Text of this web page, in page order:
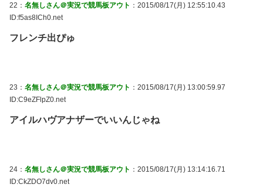
22： 名無しさん＠実況で競馬板アウト ：2015/08/17(月) 12:55:10.43
ID:f5as8ICh0.net
フレンチ出ぴゅ
23： 名無しさん＠実況で競馬板アウト ：2015/08/17(月) 13:00:59.97
ID:C9eZFlpZ0.net
アイルハヴアナザーでいいんじゃね
24： 名無しさん＠実況で競馬板アウト ：2015/08/17(月) 13:14:16.71
ID:CkZDO7dv0.net